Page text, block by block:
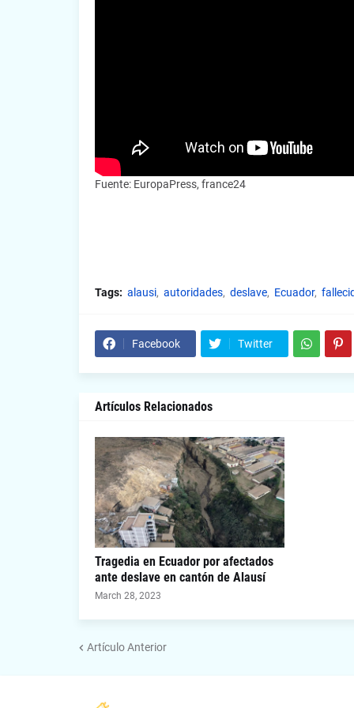
Fuente: EuropaPress, france24
Tags: alausi autoridades deslave Ecuador
Facebook Twitter
Artículos Relacionados
Tragedia en Ecuador por afectados
ante deslave en cantón de Alausí
March 28, 2023
Artículo Anterior